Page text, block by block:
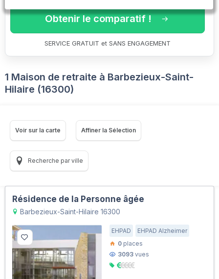
Obtenir le comparatif !
SERVICE GRATUIT et SANS ENGAGEMENT
1 Maison de retraite à Barbezieux-Saint-
Hilaire (16300)
Voir sur la carte Affiner la Sélection
Recherche par ville
Résidence de la Personne âgée
Barbezieux-Saint-Hilaire 16300
EHPAD
EHPAD Alzheimer
0 places
3093 vues